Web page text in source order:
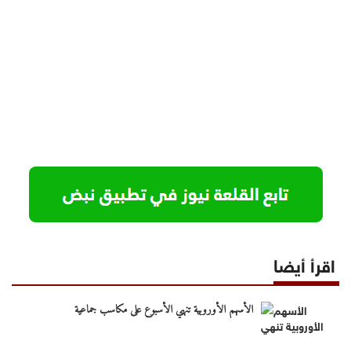
اقرأ أيضا
الأسهم الأوروبية تنهي الأسبوع على مكاسب جماعية